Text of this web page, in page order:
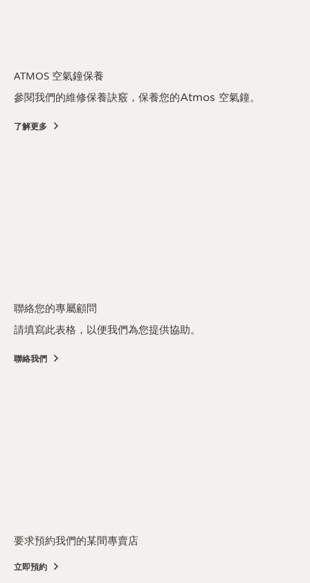
ATMOS 空氣鐘保養
參閱我們的維修保養訣竅，保養您的Atmos 空氣鐘。
了解更多
聯絡您的專屬顧問
請填寫此表格，以便我們為您提供協助。
聯絡我們
要求預約我們的某間專賣店
立即預約